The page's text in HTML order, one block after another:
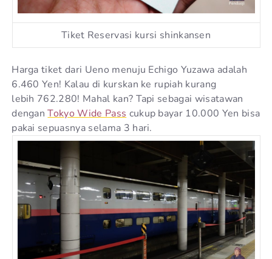
Tiket Reservasi kursi shinkansen
Harga tiket dari Ueno menuju Echigo Yuzawa adalah
6.460 Yen! Kalau di kurskan ke rupiah kurang
lebih 762.280! Mahal kan? Tapi sebagai wisatawan
denganTokyo Wide Pass cukup bayar 10.000 Yen bisa
pakai sepuasnya selama 3 hari.